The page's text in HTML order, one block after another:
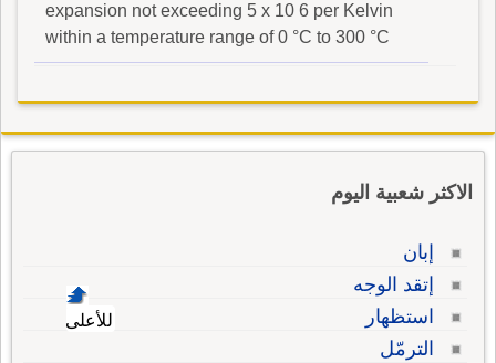
expansion not exceeding 5 x 10 6 per Kelvin
within a temperature range of 0 °C to 300 °C
الاكثر شعبية اليوم
إبان
إتقد الوجه
استظهار
الترمّل
للأعلى